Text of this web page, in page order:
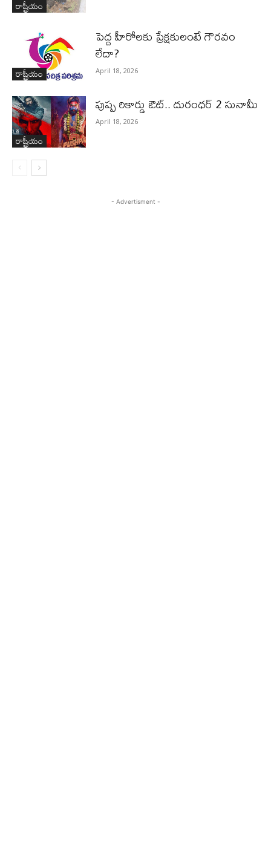
రాష్ట్రీయం
రాష్ట్రీయం
పెద్ద హీరోల‌కు ప్రేక్ష‌కులంటే గౌర‌వం
లేదా?
April 18, 2026
రాష్ట్రీయం
పుష్ప రికార్డు ఔట్‌.. దురంధ‌ర్ 2 సునామీ
April 18, 2026
- Advertisment -